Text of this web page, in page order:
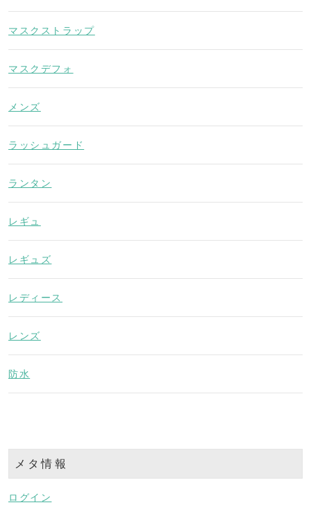
マスクストラップ
マスクデフォ
メンズ
ラッシュガード
ランタン
レギュ
レギュズ
レディース
レンズ
防水
メタ情報
ログイン